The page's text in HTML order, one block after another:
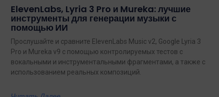
ElevenLabs, Lyria 3 Pro и Mureka: лучшие
инструменты для генерации музыки с
помощью ИИ
Прослушайте и сравните ElevenLabs Music v2, Google Lyria 3
Pro и Mureka v9 с помощью контролируемых тестов с
вокальными и инструментальными фрагментами, а также с
использованием реальных композиций.